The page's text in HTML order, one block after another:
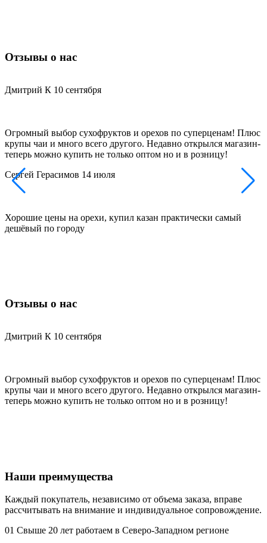
Отзывы о нас
Дмитрий К 10 сентября
Огромный выбор сухофруктов и орехов по суперценам! Плюс
крупы чаи и много всего другого. Недавно открылся магазин-
теперь можно купить не только оптом но и в розницу!
Сергей Герасимов 14 июля
Хорошие цены на орехи, купил казан практически самый
дешёвый по городу
Отзывы о нас
Дмитрий К 10 сентября
Огромный выбор сухофруктов и орехов по суперценам! Плюс
крупы чаи и много всего другого. Недавно открылся магазин-
теперь можно купить не только оптом но и в розницу!
Наши преимущества
Каждый покупатель, независимо от объема заказа, вправе
рассчитывать на внимание и индивидуальное сопровождение.
01 Свыше 20 лет работаем в Северо-Западном регионе